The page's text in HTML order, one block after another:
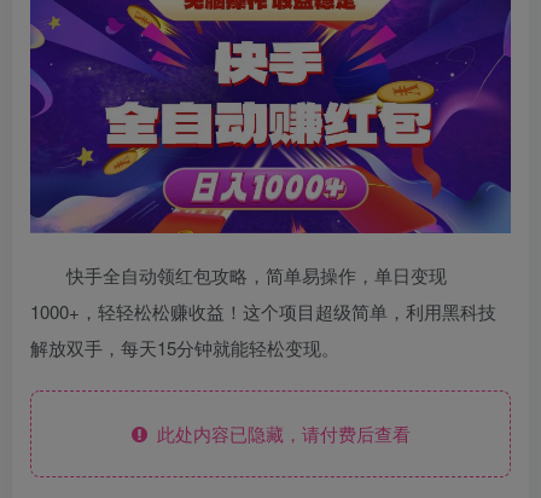
快手全自动领红包攻略，简单易操作，单日变现
1000+，轻轻松松赚收益！这个项目超级简单，利用黑科技
解放双手，每天15分钟就能轻松变现。
此处内容已隐藏，请付费后查看